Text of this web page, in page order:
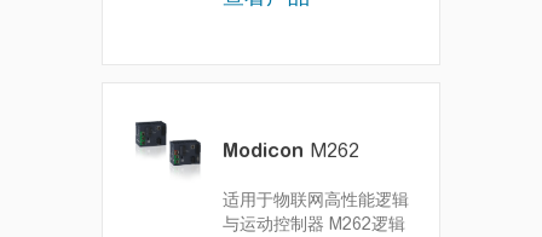
Modicon M262
适用于物联网高性能逻辑
与运动控制器 M262逻辑